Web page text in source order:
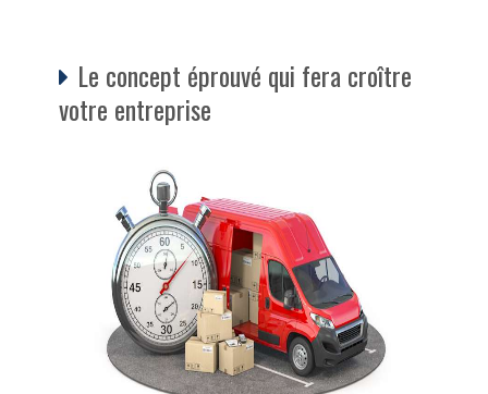
Le concept éprouvé qui fera croître
votre entreprise